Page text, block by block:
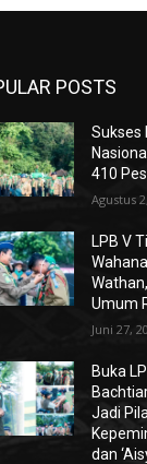
POSTS
Sukses
410
Agustus
LPB V
Umum
Juni 27,
Buka
Jadi
dan